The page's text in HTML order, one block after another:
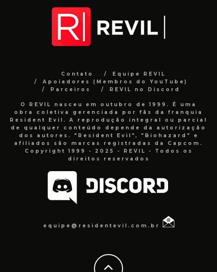
Contato
Equipe REVIL
Apoiadores (Membros do YouTube)
Parceiros
REVIL no Discord
O REVIL nasceu em outubro de 1999. É uma
obra coletiva gerenciada por fãs da franquia
Resident Evil. A reprodução integral ou parcial
de qualquer conteúdo depende da autorização
dos autores. "Resident Evil", "Biohazard" e
afiliados são marcas registradas da Capcom.
Copyright 1999 - 2025 - REVIL - Todos os
direitos reservados
equipe@residentevil.com.br